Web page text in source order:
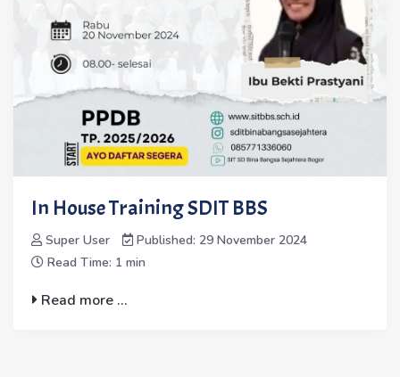
In House Training SDIT BBS
Super User
Published: 29 November 2024
Read Time: 1 min
Read more ...